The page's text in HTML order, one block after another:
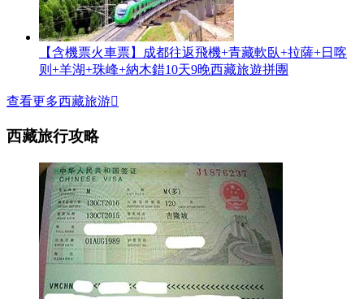
【含機票火車票】成都往返飛機+青藏軟臥+拉薩+日喀
则+羊湖+珠峰+納木錯10天9晚西藏旅遊拼團
查看更多西藏旅游
西藏旅行攻略